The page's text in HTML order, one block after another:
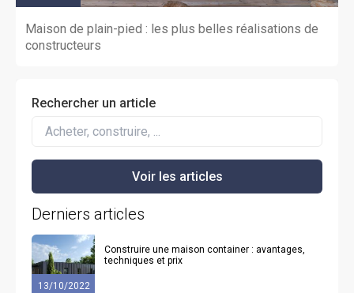
Maison de plain-pied : les plus belles réalisations de
constructeurs
Rechercher un article
Derniers articles
13/10/2022
Construire une maison container : avantages,
techniques et prix